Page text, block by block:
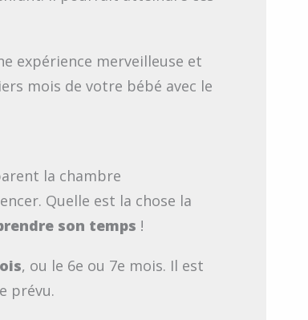
expérience merveilleuse et
mois de votre bébé avec le
la chambre
Quelle est la chose la
son temps !
, ou le 6e ou 7e mois. Il est
prévu.